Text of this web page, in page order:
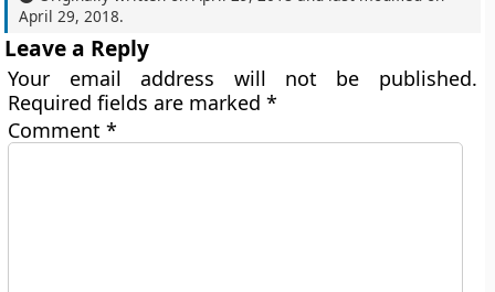
April 29, 2018.
Leave a Reply
Your email address will not be published.
Required fields are marked*
Comment*